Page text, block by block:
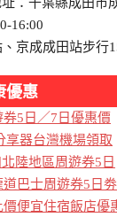
：千葉縣成田市
16:00
京成成田站步行
優惠
5日／7日優惠價
享器台灣機場領取
北陸地區周遊券5日
道巴士周遊券5日劵
價便宜住宿飯店優